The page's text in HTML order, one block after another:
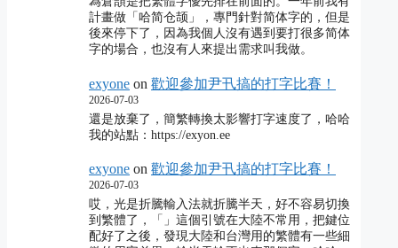
計畫做「哈简仓颉」，專門針對简体字的，但是
後來停下了，因為我個人沒有遇到要打很多简体
字的場合，也沒有人來提出需求叫我做。
exyone on 歡迎參加尹卂搞的打字比賽！
2026-07-03
還是放棄了，簡繁轉換太影響打字速度了，哈哈
我的站點：https://exyon.ee
exyone on 歡迎參加尹卂搞的打字比賽！
2026-07-03
哎，光是折騰輸入法就折騰半天，好不容易切換
到繁體了，「」這個引號在大陸不常用，把鍵位
配好了之後，發現大陸和台灣用的繁體有一些細